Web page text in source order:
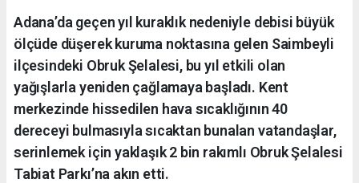
Adana’da geçen yıl kuraklık nedeniyle debisi büyük
ölçüde düşerek kuruma noktasına gelen Saimbeyli
ilçesindeki Obruk Şelalesi, bu yıl etkili olan
yağışlarla yeniden çağlamaya başladı. Kent
merkezinde hissedilen hava sıcaklığının 40
dereceyi bulmasıyla sıcaktan bunalan vatandaşlar,
serinlemek için yaklaşık 2 bin rakımlı Obruk Şelalesi
Tabiat Parkı’na akın etti.